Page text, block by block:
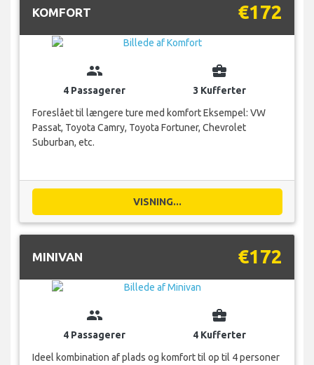
KOMFORT €172
group
4 Passagerer
business_center
3 Kufferter
Foreslået til længere ture med komfort Eksempel: VW
Passat, Toyota Camry, Toyota Fortuner, Chevrolet
Suburban, etc.
VISNING...
MINIVAN €172
group
4 Passagerer
business_center
4 Kufferter
Ideel kombination af plads og komfort til op til 4 personer